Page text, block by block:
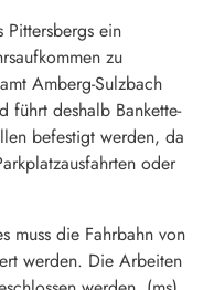
Pittersbergs ein
zu
Amberg-Sulzbach
führt deshalb Bankette-
befestigt werden, da
oder
muss die Fahrbahn von
werden. Die Arbeiten